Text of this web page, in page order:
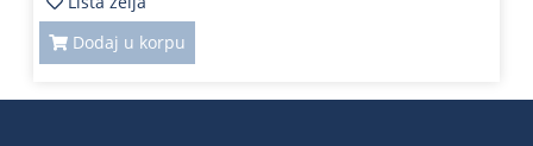
Dodaj u korpu